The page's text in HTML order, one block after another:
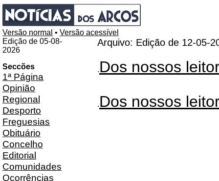
Versão normal • Versão acessível
Edição de 05-08-
2026
Seccões
1ª Página
Opinião
Regional
Desporto
Freguesias
Obituário
Concelho
Editorial
Comunidades
Ocorrências
Arquivo: Edição de 12-05-
.Dos nossos
.Dos nossos